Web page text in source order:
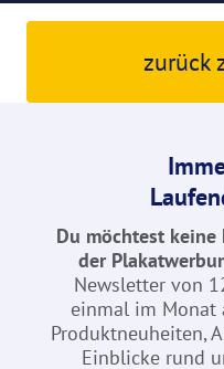
zurück
Du möchtest
der
Newsletter von
einmal im
Produktneuheiten,
Einblicke rund